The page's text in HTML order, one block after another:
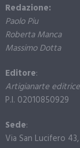
Redazione:
Paolo Piu
Roberta Manca
Massimo Dotta
Editore:
Artigianarte editrice
P.I. 02010850929
Sede:
Via San Lucifero